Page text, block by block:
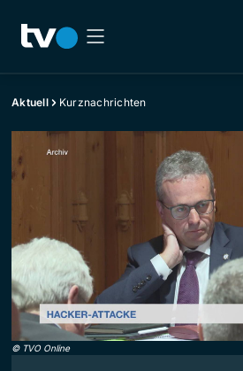
Aktuell Kurznachrichten
© TVO Online